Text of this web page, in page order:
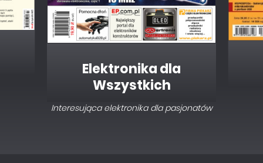
Elektronika dla
Wszystkich
Interesująca elektronika dla pasjonatów